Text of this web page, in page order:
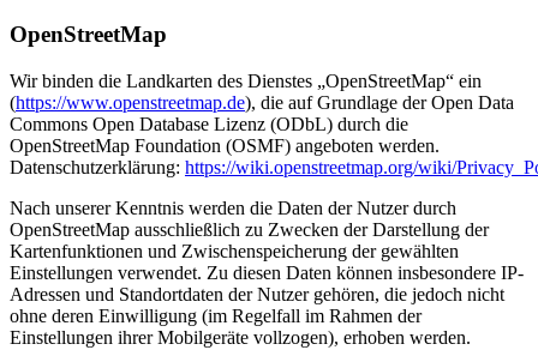
OpenStreetMap
Wir binden die Landkarten des Dienstes „OpenStreetMap“ ein
(https://www.openstreetmap.de), die auf Grundlage der Open Data
Commons Open Database Lizenz (ODbL) durch die
OpenStreetMap Foundation (OSMF) angeboten werden.
Datenschutzerklärung: https://wiki.openstreetmap.org/wiki/
Nach unserer Kenntnis werden die Daten der Nutzer durch
OpenStreetMap ausschließlich zu Zwecken der Darstellung der
Kartenfunktionen und Zwischenspeicherung der gewählten
Einstellungen verwendet. Zu diesen Daten können insbesondere IP-
Adressen und Standortdaten der Nutzer gehören, die jedoch nicht
ohne deren Einwilligung (im Regelfall im Rahmen der
Einstellungen ihrer Mobilgeräte vollzogen), erhoben werden.